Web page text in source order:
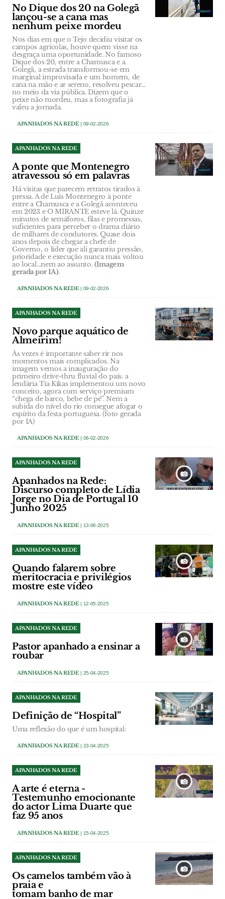
No Dique dos 20 na Golegã
lançou-se a cana mas
nenhum peixe mordeu
Nos dias em que o Tejo decidiu visitar os
campos agrícolas, houve quem visse na
desgraça uma oportunidade. No famoso
Dique dos 20, entre a Chamusca e a
Golegã, a estrada transformou-se em
marginal improvisada e um homem, de
cana na mão e ar sereno, resolveu pescar…
no meio da via pública. Dizem que o
peixe não mordeu, mas a fotografia já
valeu a jornada.
APANHADOS NA REDE| 09-02-2026
APANHADOS NA REDE
A ponte que Montenegro
atravessou só em palavras
Há visitas que parecem retratos tirados à
pressa. A de Luís Montenegro à ponte
entre a Chamusca e a Golegã aconteceu
em 2023 e O MIRANTE esteve lá. Quinze
minutos de semáforos, filas e promessas,
suficientes para perceber o drama diário
de milhares de condutores. Quase dois
anos depois de chegar a chefe de
Governo, o líder que ali garantiu pressão,
prioridade e execução nunca mais voltou
ao local…nem ao assunto.(Imagem
gerada por IA).
APANHADOS NA REDE| 09-02-2026
APANHADOS NA REDE
Novo parque aquático de
Almeirim!
Às vezes é importante saber rir nos
momentos mais complicados. Na
imagem vemos a inauguração do
primeiro drive-thru fluvial do país: a
lendária Tia Kikas implementou um novo
conceito, agora com serviço premium
“chega de barco, bebe de pé”. Nem a
subida do nível do rio consegue afogar o
espírito da festa portuguesa. (foto gerada
por IA)
APANHADOS NA REDE| 06-02-2026
APANHADOS NA REDE
Apanhados na Rede:
Discurso completo de Lídia
Jorge no Dia de Portugal 10
Junho 2025
APANHADOS NA REDE| 13-06-2025
APANHADOS NA REDE
Quando falarem sobre
meritocracia e privilégios
mostre este vídeo
APANHADOS NA REDE| 12-05-2025
APANHADOS NA REDE
Pastor apanhado a ensinar a
roubar
APANHADOS NA REDE| 25-04-2025
APANHADOS NA REDE
Definição de “Hospital”
Uma reflexão do que é um hospital:
APANHADOS NA REDE| 23-04-2025
APANHADOS NA REDE
A arte é eterna -
Testemunho emocionante
do actor Lima Duarte que
faz 95 anos
APANHADOS NA REDE| 15-04-2025
APANHADOS NA REDE
Os camelos também vão à
praia e
tomam banho de mar